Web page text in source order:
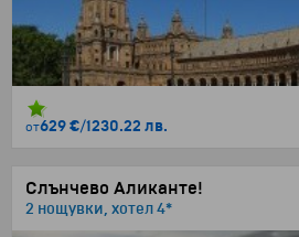
от629 €/1230.22 лв.
Слънчево Аликанте!
2 нощувки, хотел 4*